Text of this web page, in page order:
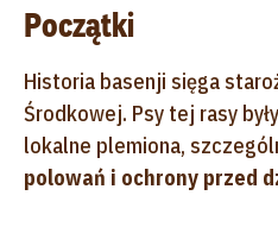
Początki
Historia basenji sięga
Środkowej. Psy tej rasy
lokalne plemiona,
polowań i ochrony przed